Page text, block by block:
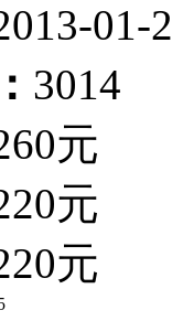
01-
3014
元
元
元